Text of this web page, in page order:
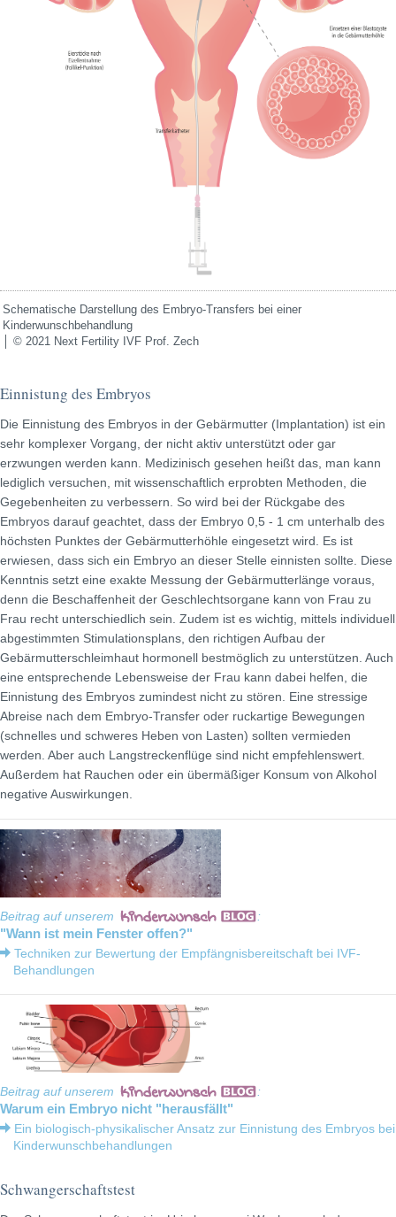
Schematische Darstellung des Embryo-Transfers bei einer
Kinderwunschbehandlung
│ © 2021 Next Fertility IVF Prof. Zech
Einnistung des Embryos
Die Einnistung des Embryos in der Gebärmutter (Implantation) ist ein
sehr komplexer Vorgang, der nicht aktiv unterstützt oder gar
erzwungen werden kann. Medizinisch gesehen heißt das, man kann
lediglich versuchen, mit wissenschaftlich erprobten Methoden, die
Gegebenheiten zu verbessern. So wird bei der Rückgabe des
Embryos darauf geachtet, dass der Embryo 0,5 - 1 cm unterhalb des
höchsten Punktes der Gebärmutterhöhle eingesetzt wird. Es ist
erwiesen, dass sich ein Embryo an dieser Stelle einnisten sollte. Diese
Kenntnis setzt eine exakte Messung der Gebärmutterlänge voraus,
denn die Beschaffenheit der Geschlechtsorgane kann von Frau zu
Frau recht unterschiedlich sein. Zudem ist es wichtig, mittels individuell
abgestimmten Stimulationsplans, den richtigen Aufbau der
Gebärmutterschleimhaut hormonell bestmöglich zu unterstützen. Auch
eine entsprechende Lebensweise der Frau kann dabei helfen, die
Einnistung des Embryos zumindest nicht zu stören. Eine stressige
Abreise nach dem Embryo-Transfer oder ruckartige Bewegungen
(schnelles und schweres Heben von Lasten) sollten vermieden
werden. Aber auch Langstreckenflüge sind nicht empfehlenswert.
Außerdem hat Rauchen oder ein übermäßiger Konsum von Alkohol
negative Auswirkungen.
Beitrag auf unserem :
"Wann ist mein Fenster offen?"
Techniken zur Bewertung der Empfängnisbereitschaft bei IVF-
Behandlungen
Beitrag auf unserem :
Warum ein Embryo nicht "herausfällt"
Ein biologisch-physikalischer Ansatz zur Einnistung des Embryos bei
Kinderwunschbehandlungen
Schwangerschaftstest